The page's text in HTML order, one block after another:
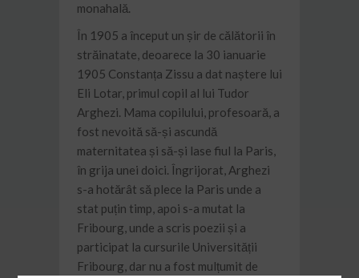
monahală.
În 1905 a început un șir de călătorii în
străinatate, deoarece la 30 ianuarie
1905 Constanța Zissu a dat naștere lui
Eli Lotar, primul copil al lui Tudor
Arghezi. Mama copilului, profesoară, a
fost nevoită să-și ascundă
maternitatea și să-și lase fiul la Paris,
în grija unei doici. Îngrijorat, Arghezi
s-a hotărât să plece la Paris unde a
stat puțin timp, apoi s-a mutat la
Fribourg, unde a scris poezii și a
participat la cursurile Universității
Fribourg, dar nu a fost mulțumit de